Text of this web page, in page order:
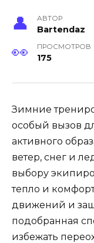
АВТОР
Bartendaz
ПРОСМОТРОВ
175
Зимние
особый вызов
активного
ветер, снег и
выбору
тепло и
движений и
подобранная
избежать